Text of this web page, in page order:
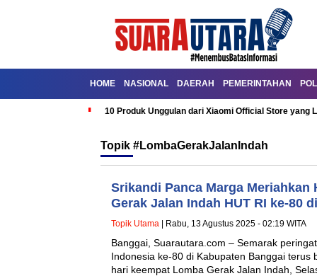
HOME NASIONAL DAERAH PEMERINTAHAN
10 Produk Unggulan dari Xiaomi Official Store yang
Topik #LombaGerakJalanIndah
Srikandi Panca Marga Meriahkan
Gerak Jalan Indah HUT RI ke-80
Topik Utama | Rabu, 13 Agustus 2025 - 02:19 WITA
Banggai, Suarautara.com – Semarak
Indonesia ke-80 di Kabupaten Banggai terus
hari keempat Lomba Gerak Jalan Indah,